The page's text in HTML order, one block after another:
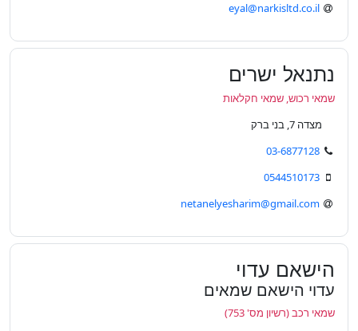
eyal@narkisltd.co.il
נתנאל ישרים
שמאי רכוש, שמאי חקלאות
מצדה 7, בני ברק
03-6877128
0544510173
netanelyesharim@gmail.com
הישאם עדוי
עדוי הישאם שמאים
שמאי רכב (רשיון מס' 753)